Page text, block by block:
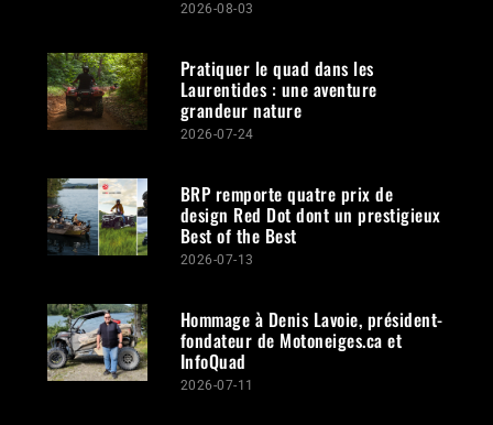
2026-08-03
Pratiquer le quad dans les
Laurentides : une aventure
grandeur nature
2026-07-24
BRP remporte quatre prix de
design Red Dot dont un prestigieux
Best of the Best
2026-07-13
Hommage à Denis Lavoie, président-
fondateur de Motoneiges.ca et
InfoQuad
2026-07-11